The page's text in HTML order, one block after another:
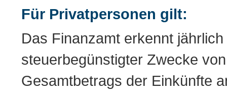
Für Privatpersonen gilt:
Das Finanzamt erkennt
steuerbegünstigter Zwecke
Gesamtbetrags der Einkünfte